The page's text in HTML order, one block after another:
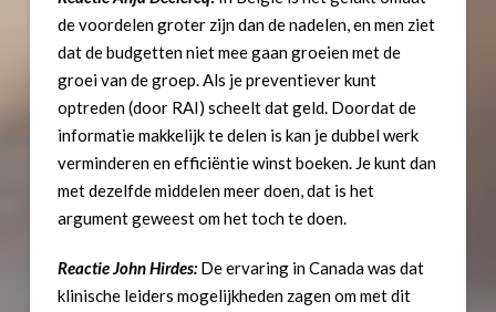
de voordelen groter zijn dan de nadelen, en men ziet
dat de budgetten niet mee gaan groeien met de
groei van de groep. Als je preventiever kunt
optreden (door RAI) scheelt dat geld. Doordat de
informatie makkelijk te delen is kan je dubbel werk
verminderen en efficiëntie winst boeken. Je kunt dan
met dezelfde middelen meer doen, dat is het
argument geweest om het toch te doen.
Reactie John Hirdes:De ervaring in Canada was dat
klinische leiders mogelijkheden zagen om met dit